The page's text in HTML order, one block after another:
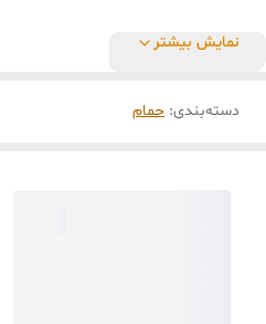
نمایش بیشتر
دسته‌بندی: حمام